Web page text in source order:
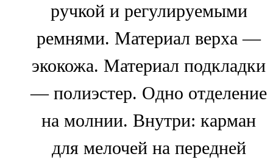
ручкой и регулируемыми
ремнями. Материал верха —
экокожа. Материал подкладки
— полиэстер. Одно отделение
на молнии. Внутри: карман
для мелочей на передней